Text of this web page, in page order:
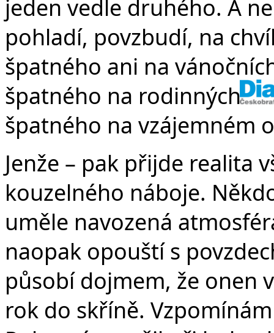
jeden vedle druhého. A
pohladí, povzbudí, na
špatného ani na
špatného na rodinných
špatného na vzájemném
Jenže – pak přijde realita
kouzelného náboje.
uměle navozená
naopak opouští s
působí dojmem, že onen
rok do skříně.